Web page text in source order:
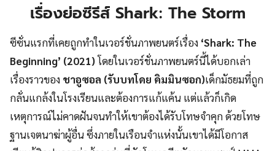
เรื่องย่อซีรีส์ Shark: The Storm
ซีซั่นแรกที่เคยถูกทำในเวอร์ชั่นภาพยนตร์เรื่อง ‘Shark: The
Beginning’ (2021)โดยในเวอร์ชั่นภาพยนตร์นี้ได้บอกเล่า
เรื่องราวของ ชาอูซอล (รับบทโดย คิมมินซอก)เด็กมัธยมที่ถูก
กลั่นแกล้งในโรงเรียนและต้องการแก้แค้น แต่แล้วก็เกิด
เหตุการณ์ไม่คาดฝันจนทำให้เขาต้องได้รับโทษจำคุก ด้วยโทษ
ฐานเจตนาฆ่าผู้อื่น ซึ่งภายในเรือนจำแห่งนั้นเขาได้มีโอกาส